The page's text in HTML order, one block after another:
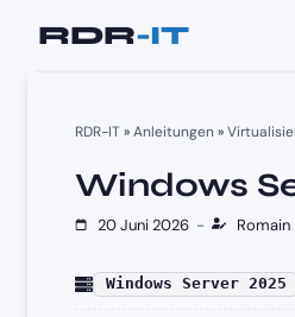
Inhalt
RDR-IT»Anleitungen»
Windows
20 Juni 2026 - Romain
Windows Server 2025